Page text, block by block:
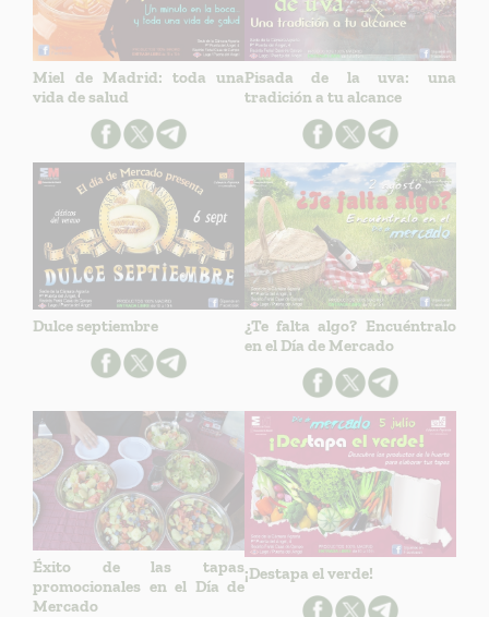
Miel de Madrid: toda una
vida de salud
Pisada de la uva: una
tradición a tu alcance
Dulce septiembre
¿Te falta algo? Encuéntralo
en el Día de Mercado
Éxito de las tapas
promocionales en el Día de
Mercado
¡Destapa el verde!